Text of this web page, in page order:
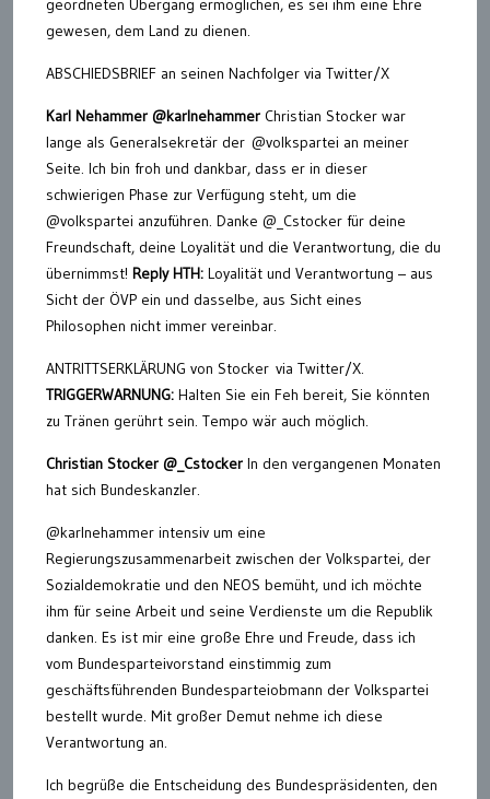
geordneten Übergang ermöglichen, es sei ihm eine Ehre
gewesen, dem Land zu dienen.
ABSCHIEDSBRIEF an seinen Nachfolger via Twitter/X
Karl Nehammer @karlnehammer Christian Stocker war
lange als Generalsekretär der @volkspartei an meiner
Seite. Ich bin froh und dankbar, dass er in dieser
schwierigen Phase zur Verfügung steht, um die
@volkspartei anzuführen. Danke @_Cstocker für deine
Freundschaft, deine Loyalität und die Verantwortung, die du
übernimmst! Reply HTH: Loyalität und Verantwortung – aus
Sicht der ÖVP ein und dasselbe, aus Sicht eines
Philosophen nicht immer vereinbar.
ANTRITTSERKLÄRUNG von Stocker via Twitter/X.
TRIGGERWARNUNG: Halten Sie ein Feh bereit, Sie könnten
zu Tränen gerührt sein. Tempo wär auch möglich.
Christian Stocker @_Cstocker In den vergangenen Monaten
hat sich Bundeskanzler.
@karlnehammer intensiv um eine
Regierungszusammenarbeit zwischen der Volkspartei, der
Sozialdemokratie und den NEOS bemüht, und ich möchte
ihm für seine Arbeit und seine Verdienste um die Republik
danken. Es ist mir eine große Ehre und Freude, dass ich
vom Bundesparteivorstand einstimmig zum
geschäftsführenden Bundesparteiobmann der Volkspartei
bestellt wurde. Mit großer Demut nehme ich diese
Verantwortung an.
Ich begrüße die Entscheidung des Bundespräsidenten, den